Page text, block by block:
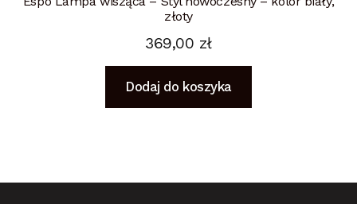
złoty
369,00 zł
Dodaj do koszyka